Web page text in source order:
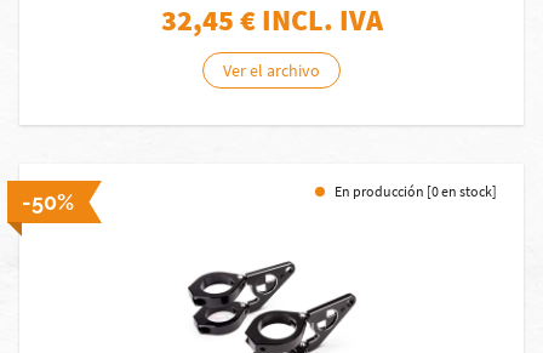
32,45€ INCL. IVA
Ver el archivo
-50% En producción [0 en stock]